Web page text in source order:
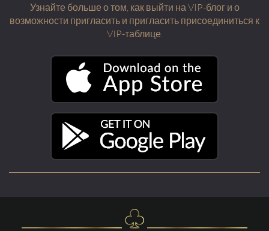
Узнайте больше о том, как выйти на VIP-блог и о
возможности пригласить и пригласить присоединиться к
VIP-таблице.